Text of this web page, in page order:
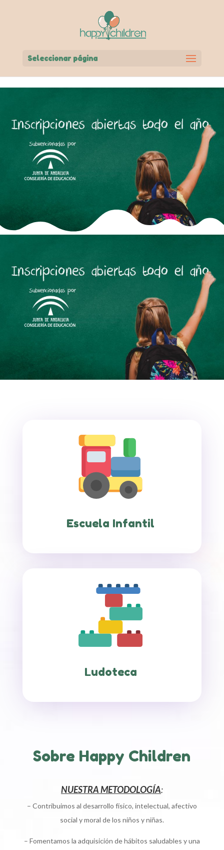
Seleccionar página
Escuela Infantil
Ludoteca
Sobre Happy Children
NUESTRA METODOLOGÍA:
– Contribuimos al desarrollo físico, intelectual, afectivo
social y moral de los niños y niñas.
– Fomentamos la adquisición de hábitos saludables y una